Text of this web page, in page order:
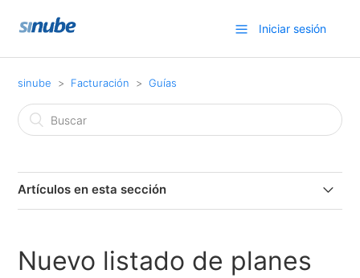
Iniciar sesión
sinube Facturación Guías
Artículos en esta sección
Desglosar paquetes en cotización
Nuevo listado de planes